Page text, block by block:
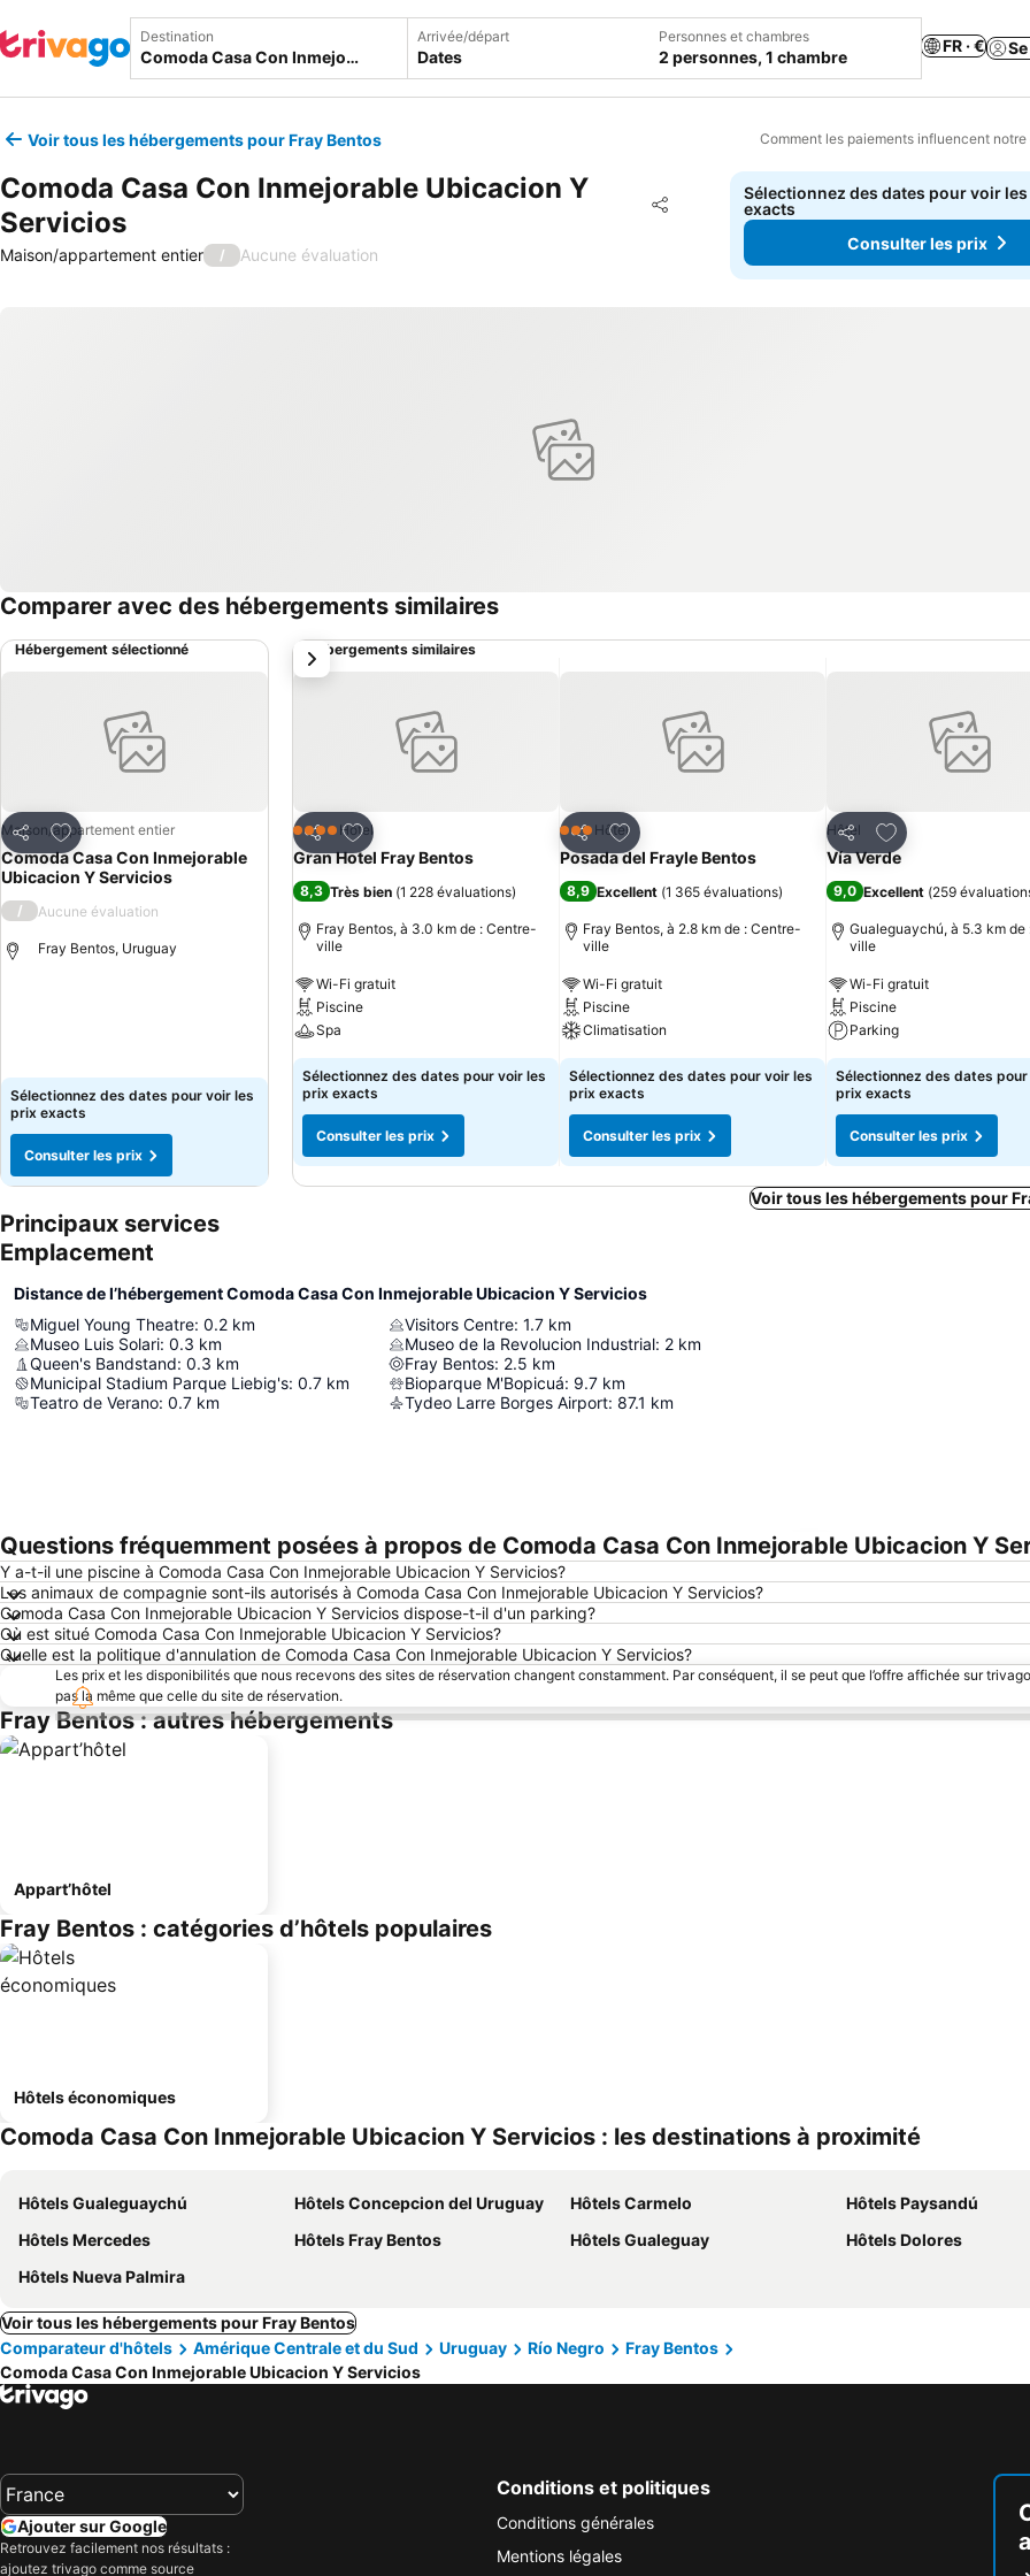
Destination Arrivée/départ
Dates
Personnes et chambres
2 personnes, 1 chambre
FR · €
Voir tous les hébergements pour Fray Bentos Comment les paiements influencent
Comoda Casa Con Inmejorable Ubicacion Y
Servicios
Partager
Ajouter à mes favoris
Maison/appartement entier / Aucune évaluation
Sélectionnez des dates pour voir
exacts
Consulter les prix
Comparer avec des hébergements similaires
Hébergement sélectionné
Partager
Ajouter à mes favoris
Maison/appartement entier
Comoda Casa Con Inmejorable
Ubicacion Y Servicios
/ Aucune évaluation
Fray Bentos, Uruguay
Sélectionnez des dates pour voir les
prix exacts
Consulter les prix
Hébergements similaires
Partager
Ajouter à mes favoris
4 ÉtoilesHôtel
Gran Hotel Fray Bentos
8,3 Très bien (1 228 évaluations)
Fray Bentos, à 3.0 km de : Centre-
ville
Wi-Fi gratuit
Piscine
Spa
Sélectionnez des dates pour voir les
prix exacts
Consulter les prix
Partager
Ajouter à mes favoris
3 ÉtoilesHôtel
Posada del Frayle Bentos
8,9 Excellent (1 365 évaluations)
Fray Bentos, à 2.8 km de : Centre-
ville
Wi-Fi gratuit
Piscine
Climatisation
Sélectionnez des dates pour voir les
prix exacts
Consulter les prix
Partager
Ajouter à mes
Hôtel
Vía Verde
9,0 Excellent (259
Gualeguaychú, à 5.3 km de
ville
Wi-Fi gratuit
Piscine
Parking
Sélectionnez des dates pour
prix exacts
Consulter les prix
suivant
Voir tous les hébergements pour
Principaux services
Emplacement
Distance de l’hébergement Comoda Casa Con Inmejorable Ubicacion Y Servicios
Miguel Young Theatre: 0.2 km
Museo Luis Solari: 0.3 km
Queen's Bandstand: 0.3 km
Municipal Stadium Parque Liebig's: 0.7 km
Teatro de Verano: 0.7 km
Visitors Centre: 1.7 km
Museo de la Revolucion Industrial: 2 km
Fray Bentos: 2.5 km
Bioparque M'Bopicuá: 9.7 km
Tydeo Larre Borges Airport: 87.1 km
Agrandir la carte
Questions fréquemment posées à propos de Comoda Casa Con Inmejorable Ubicacion Y
Y a-t-il une piscine à Comoda Casa Con Inmejorable Ubicacion Y Servicios?
Les animaux de compagnie sont-ils autorisés à Comoda Casa Con Inmejorable Ubicacion Y Servicios?
Comoda Casa Con Inmejorable Ubicacion Y Servicios dispose-t-il d'un parking?
Où est situé Comoda Casa Con Inmejorable Ubicacion Y Servicios?
Quelle est la politique d'annulation de Comoda Casa Con Inmejorable Ubicacion Y Servicios?
Les prix et les disponibilités que nous recevons des sites de réservation changent constamment. Par conséquent, il se peut que l’offre affichée sur
pas la même que celle du site de réservation.
Fray Bentos : autres hébergements
Appart’hôtel
Fray Bentos : catégories d’hôtels populaires
Hôtels économiques
Comoda Casa Con Inmejorable Ubicacion Y Servicios : les destinations à proximité
Hôtels Gualeguaychú Hôtels Concepcion del Uruguay Hôtels Carmelo
Hôtels Paysandú
Hôtels Mercedes
Hôtels Fray Bentos Hôtels Gualeguay
Hôtels Dolores
Hôtels Nueva Palmira
Voir tous les hébergements pour Fray Bentos
Comparateur d'hôtels
Amérique Centrale et du Sud Uruguay Río Negro
Fray Bentos
Comoda Casa Con Inmejorable Ubicacion Y Servicios
Ajouter sur Google
Retrouvez facilement nos résultats :
ajoutez trivago comme source
Conditions et politiques
Conditions générales
Mentions légales